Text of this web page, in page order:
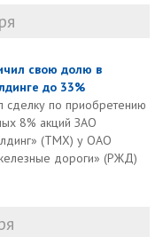
свою долю в
до 33%
сделку по приобретению
8% акций ЗАО
(ТМХ) у ОАО
дороги» (РЖД)